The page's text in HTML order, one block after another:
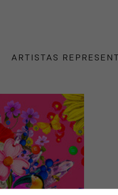
ARTISTAS